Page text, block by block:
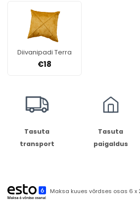
Diivanipadi Terra
€18
Tasuta
transport
Tasuta
paigaldus
Maksa kuues võrdses osas 6 x